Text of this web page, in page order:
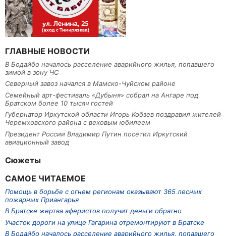
ГЛАВНЫЕ НОВОСТИ
В Бодайбо началось расселение аварийного жилья, попавшего
зимой в зону ЧС
Северный завоз начался в Мамско-Чуйском районе
Семейный арт-фестиваль «Дубыня» собрал на Ангаре под
Братском более 10 тысяч гостей
Губернатор Иркутской области Игорь Кобзев поздравил жителей
Черемховского района с вековым юбилеем
Президент России Владимир Путин посетил Иркутский
авиационный завод
Сюжеты
САМОЕ ЧИТАЕМОЕ
Помощь в борьбе с огнем регионам оказывают 365 лесных
пожарных Приангарья
В Братске жертва аферистов получит деньги обратно
Участок дороги на улице Гагарина отремонтируют в Братске
В Бодайбо началось расселение аварийного жилья, попавшего